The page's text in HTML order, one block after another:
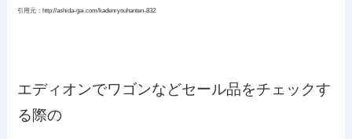
引用元：http://ashida-gai.com/kadenryouhanten-832
エディオンでワゴンなどセール品をチェックす
る際の